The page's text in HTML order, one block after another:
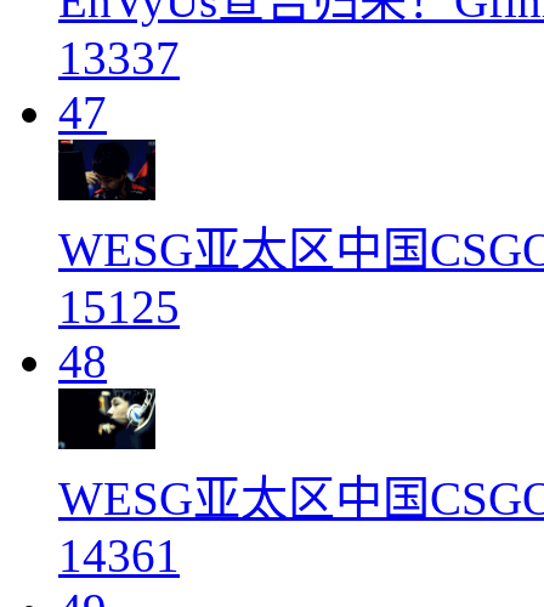
13337
47
WESG亚太区中国
15125
48
WESG亚太区中国
14361